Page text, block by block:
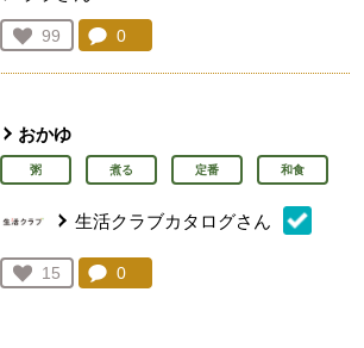
お気に入り登録：
99
人が登録
コメント：
0
おかゆ
粥 煮る 定番 和食
生活クラブカタログさん
お気に入り登録：
15
人が登録
コメント：
0